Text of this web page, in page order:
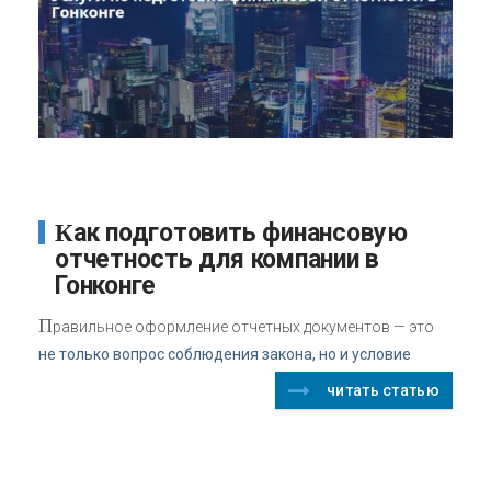
Как подготовить финансовую
отчетность для компании в
Гонконге
Правильное оформление отчетных документов — это
не только вопрос соблюдения закона, но и условие
читать статью